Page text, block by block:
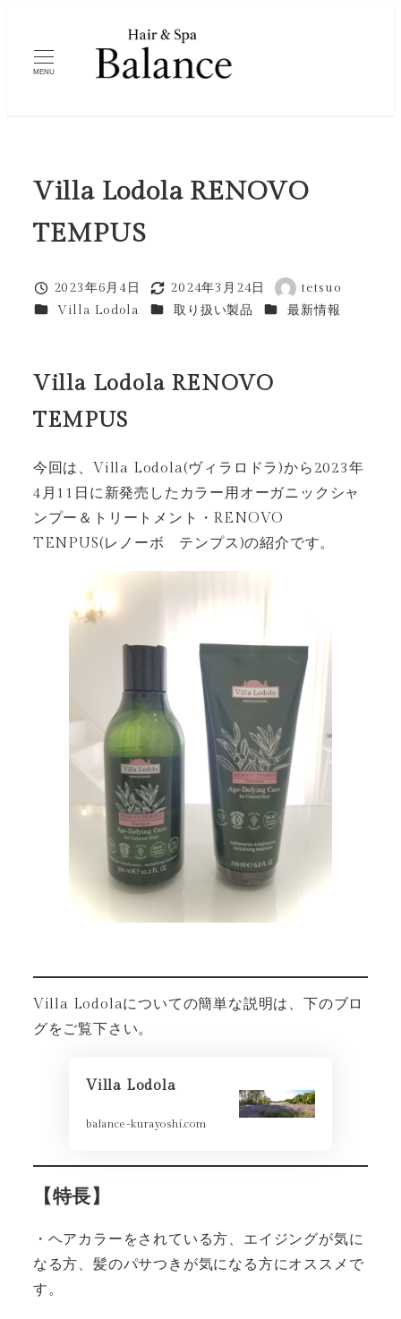
MENU
Villa Lodola RENOVO
TEMPUS
投稿日
2023年6月4日
更新日
2024年3月24日
著
者
tetsuo
カテゴリー
Villa Lodola カテゴリー
取り扱い製品 カテゴリー
最新情報
Villa Lodola RENOVO
TEMPUS
今回は、Villa Lodola(ヴィラロドラ)から2023年
4月11日に新発売したカラー用オーガニックシャ
ンプー＆トリートメント・RENOVO
TENPUS(レノーボ テンプス)の紹介です。
Villa Lodolaについての簡単な説明は、下のブロ
グをご覧下さい。
Villa Lodola
balance-kurayoshi.com
【特長】
・ヘアカラーをされている方、エイジングが気に
なる方、髪のパサつきが気になる方にオススメで
す。